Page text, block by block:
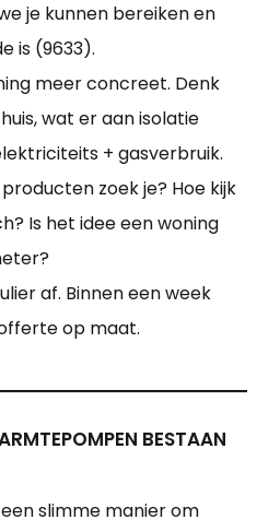
je kunnen bereiken en
is (9633).
meer concreet. Denk
wat er aan isolatie
+ gasverbruik.
zoek je? Hoe kijk
Is het idee een woning
af. Binnen een week
op maat.
BESTAAN
slimme manier om